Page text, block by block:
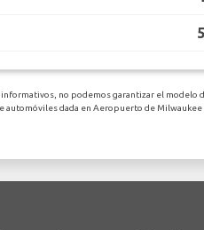
5
no podemos garantizar el modelo
automóviles dada en Aeropuerto de Milwaukee